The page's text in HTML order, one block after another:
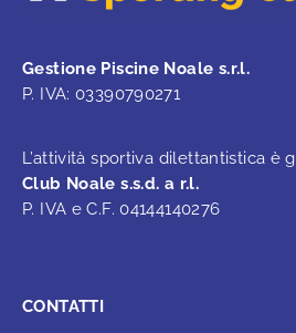
Gestione Piscine Noale s.r.l.
P. IVA: 03390790271
L’attività sportiva dilettantistica è
Club Noale s.s.d. a r.l.
P. IVA e C.F. 04144140276
CONTATTI